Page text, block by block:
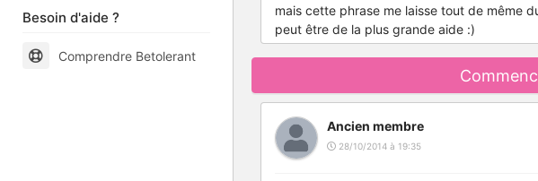
Besoin d'aide ?
Comprendre Betolerant
mais cette phrase me laisse tout de même
peut être de la plus grande aide :)
Ancien membre
28/10/2014 à 19:35